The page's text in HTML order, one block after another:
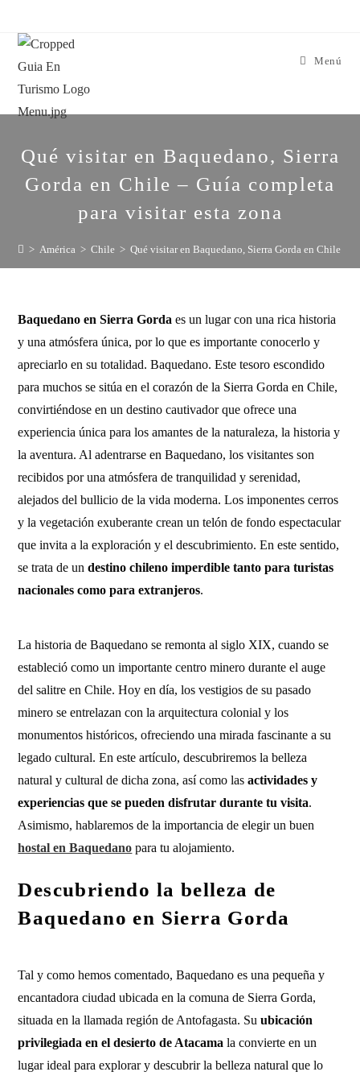
Menú
Qué visitar en Baquedano, Sierra
Gorda en Chile – Guía completa
para visitar esta zona
> América > Chile > Qué visitar en Baquedano, Sierra Gorda en Chile –
Baquedano en Sierra Gorda es un lugar con una rica historia
y una atmósfera única, por lo que es importante conocerlo y
apreciarlo en su totalidad. Baquedano. Este tesoro escondido
para muchos se sitúa en el corazón de la Sierra Gorda en Chile,
convirtiéndose en un destino cautivador que ofrece una
experiencia única para los amantes de la naturaleza, la historia y
la aventura. Al adentrarse en Baquedano, los visitantes son
recibidos por una atmósfera de tranquilidad y serenidad,
alejados del bullicio de la vida moderna. Los imponentes cerros
y la vegetación exuberante crean un telón de fondo espectacular
que invita a la exploración y el descubrimiento. En este sentido,
se trata de undestino chileno imperdible tanto para turistas
nacionales como para extranjeros.
La historia de Baquedano se remonta al siglo XIX, cuando se
estableció como un importante centro minero durante el auge
del salitre en Chile. Hoy en día, los vestigios de su pasado
minero se entrelazan con la arquitectura colonial y los
monumentos históricos, ofreciendo una mirada fascinante a su
legado cultural. En este artículo, descubriremos la belleza
natural y cultural de dicha zona, así como lasactividades y
experiencias que se pueden disfrutar durante tu visita.
Asimismo, hablaremos de la importancia de elegir un buen
hostal en Baquedano para tu alojamiento.
Descubriendo la belleza de
Baquedano en Sierra Gorda
Tal y como hemos comentado, Baquedano es una pequeña y
encantadora ciudad ubicada en la comuna de Sierra Gorda,
situada en la llamada región de Antofagasta. Suubicación
privilegiada en el desierto de Atacama la convierte en un
lugar ideal para explorar y descubrir la belleza natural que lo